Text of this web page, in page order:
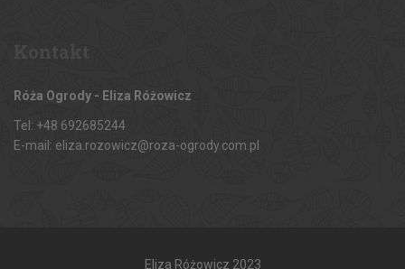
Róża Ogrody - Eliza Różowicz
Tel: +48 692685244
E-mail: eliza.rozowicz@roza-ogrody.com.pl
Eliza Różowicz 2023